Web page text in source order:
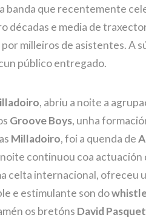
banda que recentemente
décadas e media de
milleiros de asistentes. A
público entregado.
, abriu a noite a
Groove Boys, unha
Milladoiro, foi a quenda de
continuou coa actuación
celta internacional, ofreceu
e estimulante son do
os bretóns David